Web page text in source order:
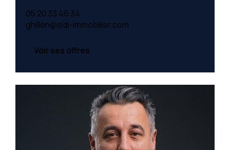
06 20 33 46 34
ghillen@sldi-immobilier.com
Voir ses offres